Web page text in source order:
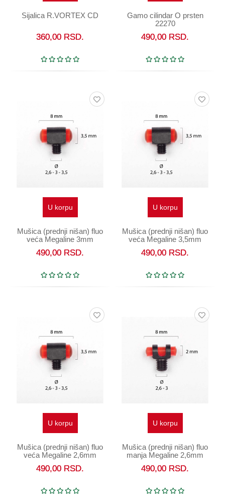
Sijalica R.VORTEX CD
360,00 RSD.
Gamo cilindar O prsten
22270
490,00 RSD.
U korpu
Mušica (prednji nišan) fluo
veća Megaline 3mm
490,00 RSD.
U korpu
Mušica (prednji nišan) fluo
veća Megaline 3,5mm
490,00 RSD.
U korpu
Mušica (prednji nišan) fluo
veća Megaline 2,6mm
490,00 RSD.
U korpu
Mušica (prednji nišan) fluo
manja Megaline 2,6mm
490,00 RSD.